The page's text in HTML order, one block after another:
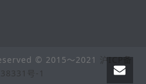
© 2015～2021 沪ICP备
号-1